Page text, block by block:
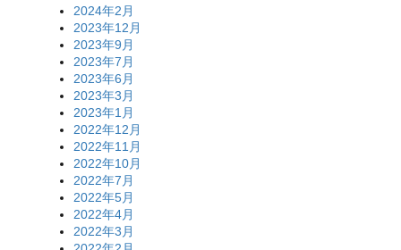
2024年2月
2023年12月
2023年9月
2023年7月
2023年6月
2023年3月
2023年1月
2022年12月
2022年11月
2022年10月
2022年7月
2022年5月
2022年4月
2022年3月